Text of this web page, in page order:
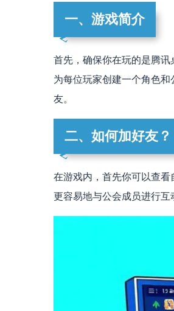
一、游戏简介
首先，确保你在玩的是腾
为每位玩家创建一个角色
友。
二、如何加好友？
在游戏内，首先你可以查
更容易地与公会成员进行互